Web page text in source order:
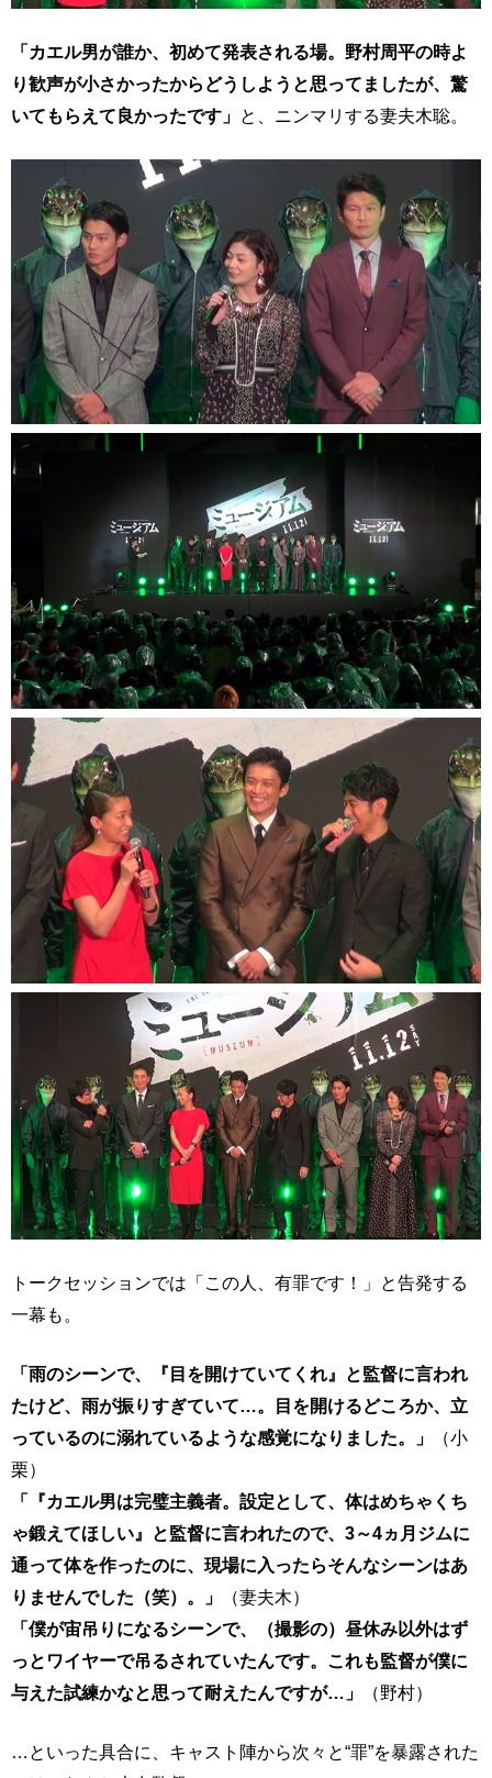
「カエル男が誰か、初めて発表される場。野村周平の時よ
り歓声が小さかったからどうしようと思ってましたが、驚
いてもらえて良かったです」 と、ニンマリする妻夫木聡。
トークセッションでは「この人、有罪です！」と告発する
一幕も。
「雨のシーンで、『目を開けていてくれ』と監督に言われ
たけど、雨が振りすぎていて…。目を開けるどころか、立
っているのに溺れているような感覚になりました。」
（小
栗）
「『カエル男は完璧主義者。設定として、体はめちゃくち
ゃ鍛えてほしい』と監督に言われたので、3～4ヵ月ジムに
通って体を作ったのに、現場に入ったらそんなシーンはあ
りませんでした（笑）。」
（妻夫木）
「僕が宙吊りになるシーンで、（撮影の）昼休み以外はず
っとワイヤーで吊るされていたんです。これも監督が僕に
与えた試練かなと思って耐えたんですが…」
（野村）
…といった具合に、キャスト陣から次々と“罪”を暴露された